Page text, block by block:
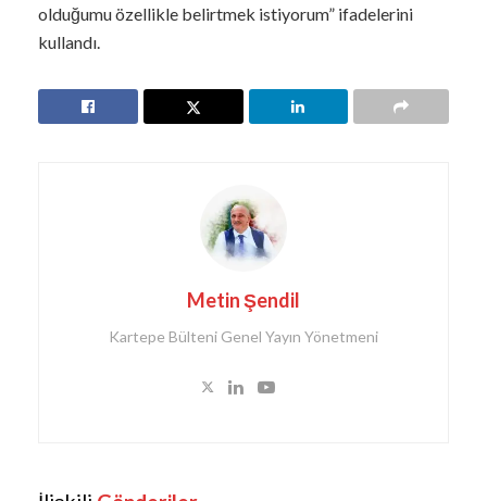
olduğumu özellikle belirtmek istiyorum” ifadelerini
kullandı.
Metin Şendil
Kartepe Bülteni Genel Yayın Yönetmeni